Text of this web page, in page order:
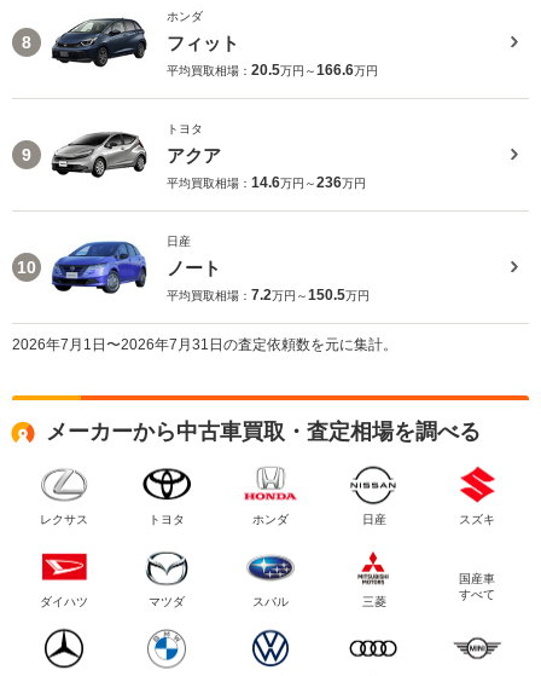
8
ホンダ
フィット
平均買取相場： 20.5万円～166.6万円
9
トヨタ
アクア
平均買取相場： 14.6万円～236万円
10
日産
ノート
平均買取相場： 7.2万円～150.5万円
2026年7月1日〜2026年7月31日の査定依頼数を元に集計。
メーカーから中古車買取・査定相場を調べる
レクサス トヨタ ホンダ 日産 スズキ
ダイハツ マツダ スバル 三菱
国産車
すべて